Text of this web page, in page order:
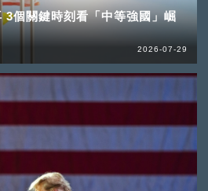
3個關鍵時刻看「中等強國」崛
2026-07-29